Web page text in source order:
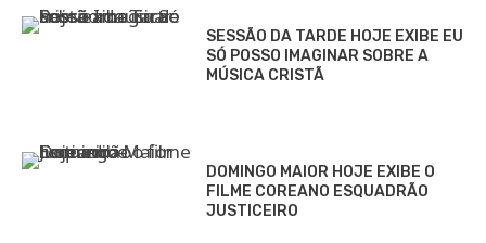
SESSÃO DA TARDE HOJE EXIBE EU
SÓ POSSO IMAGINAR SOBRE A
MÚSICA CRISTÃ
DOMINGO MAIOR HOJE EXIBE O
FILME COREANO ESQUADRÃO
JUSTICEIRO